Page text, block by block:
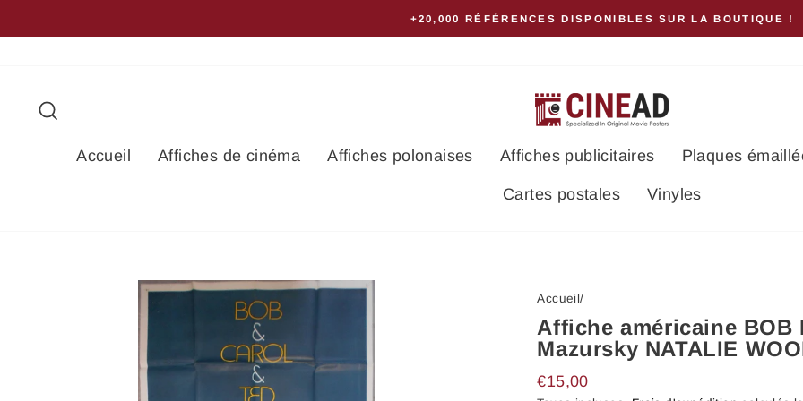
au
+20,000 RÉFÉRENCES DISPONIBLES SUR LA BOUTIQUE !
Accueil Affiches de cinéma Affiches polonaises Affiches publicitaires Plaques
Cartes postales Vinyles
Accueil/
Affiche américaine BOB
Mazursky NATALIE
Prix
€15,00